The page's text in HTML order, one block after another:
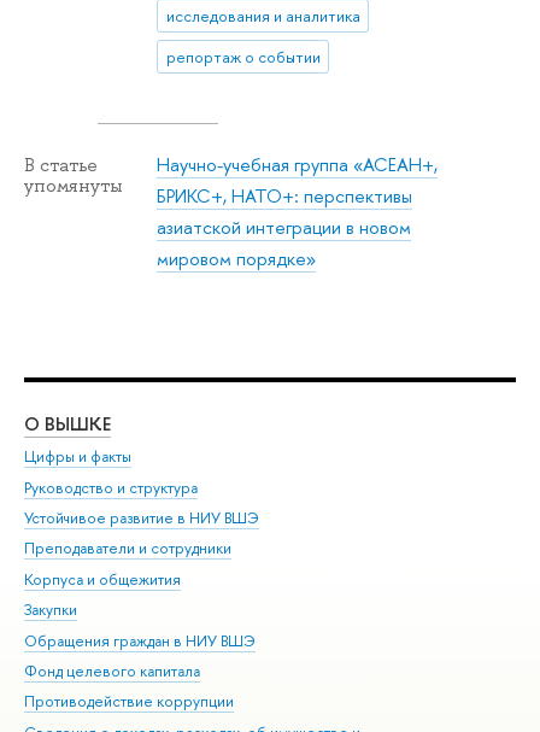
исследования и аналитика
репортаж о событии
В статье
упомянуты
Научно-учебная группа «АСЕАН+,
БРИКС+, НАТО+: перспективы
азиатской интеграции в новом
мировом порядке»
О ВЫШКЕ
Цифры и факты
Руководство и структура
Устойчивое развитие в НИУ ВШЭ
Преподаватели и сотрудники
Корпуса и общежития
Закупки
Обращения граждан в НИУ ВШЭ
Фонд целевого капитала
Противодействие коррупции